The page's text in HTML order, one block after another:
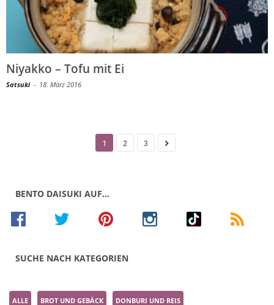
Niyakko – Tofu mit Ei
Satsuki - 18. März 2016
1 2 3
BENTO DAISUKI AUF…
SUCHE NACH KATEGORIEN
ALLE BROT UND GEBÄCK DONBURI UND REIS